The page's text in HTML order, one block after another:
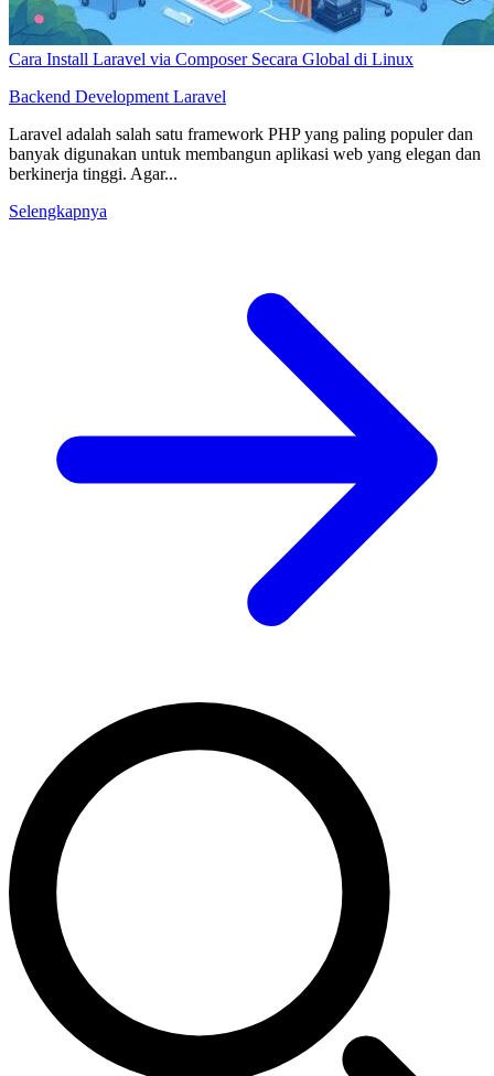
Cara Install Laravel via Composer Secara Global di Linux
Backend Development Laravel
Laravel adalah salah satu framework PHP yang paling populer dan
banyak digunakan untuk membangun aplikasi web yang elegan dan
berkinerja tinggi. Agar...
Selengkapnya